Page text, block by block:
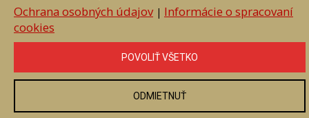
Ochrana osobných údajov| Informácie o spracovaní
cookies
POVOLIŤ VŠETKO
ODMIETNUŤ